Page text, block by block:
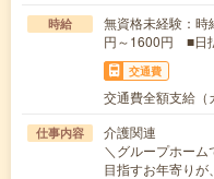
時給
無資格未経験：
円～1600円 ■日
交通費
交通費全額支給（
仕事内容
介護関連
＼グループホー
目指すお年寄り